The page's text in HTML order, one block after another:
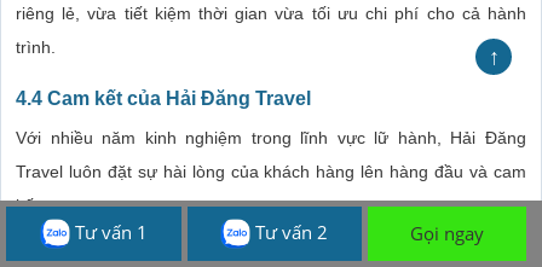
riêng lẻ, vừa tiết kiệm thời gian vừa tối ưu chi phí cho cả hành
trình.
4.4 Cam kết của Hải Đăng Travel
Với nhiều năm kinh nghiệm trong lĩnh vực lữ hành, Hải Đăng
Travel luôn đặt sự hài lòng của khách hàng lên hàng đầu và cam
kết:
Cung cấp tour đúng lịch trình đã công bố.
↑
Tư vấn 1 Tư vấn 2 Gọi ngay